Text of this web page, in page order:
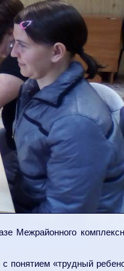
Межрайонного
понятием «трудный